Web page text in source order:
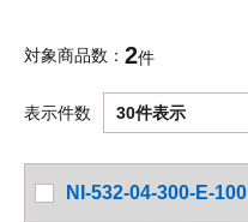
対象商品数 2件
表示件数 30件表示
NI-532-04-300-E-100